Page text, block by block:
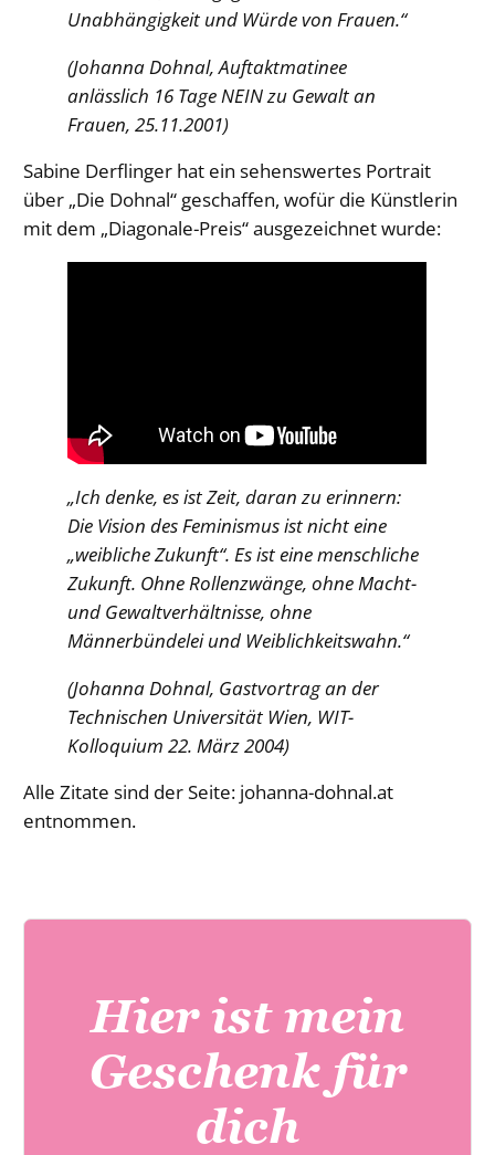
Unabhängigkeit und Würde von Frauen.“
(Johanna Dohnal, Auftaktmatinee
anlässlich 16 Tage NEIN zu Gewalt an
Frauen, 25.11.2001)
Sabine Derflinger hat ein sehenswertes Portrait
über „Die Dohnal“ geschaffen, wofür die Künstlerin
mit dem „Diagonale-Preis“ ausgezeichnet wurde:
„Ich denke, es ist Zeit, daran zu erinnern:
Die Vision des Feminismus ist nicht eine
„weibliche Zukunft“. Es ist eine menschliche
Zukunft. Ohne Rollenzwänge, ohne Macht-
und Gewaltverhältnisse, ohne
Männerbündelei und Weiblichkeitswahn.“
(Johanna Dohnal, Gastvortrag an der
Technischen Universität Wien, WIT-
Kolloquium 22. März 2004)
Alle Zitate sind der Seite: johanna-dohnal.at
entnommen.
Hier ist mein
Geschenk für
dich